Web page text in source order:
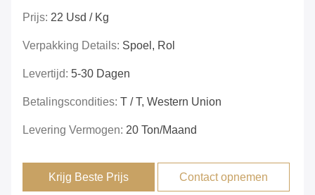
Prijs: 22 Usd / Kg
Verpakking Details: Spoel, Rol
Levertijd: 5-30 Dagen
Betalingscondities: T / T, Western Union
Levering Vermogen: 20 Ton/Maand
Krijg Beste Prijs Contact opnemen